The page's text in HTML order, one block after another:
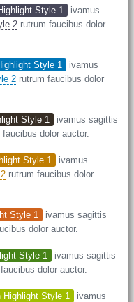
Style 1
ivamus
2rutrum faucibus dolor
Style 1
ivamus
2rutrum faucibus dolor
Style 1
ivamus sagittis
dolor auctor.
Style 1
ivamus
rutrum faucibus dolor
Style 1
ivamus sagittis
dolor auctor.
Style 1
ivamus sagittis
dolor auctor.
Highlight Style 1
ivamus